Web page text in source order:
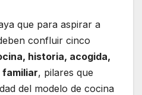
que para aspirar a
confluir cinco
historia, acogida,
, pilares que
del modelo de cocina